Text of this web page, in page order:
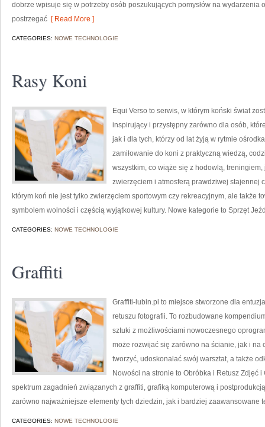
dobrze wpisuje się w potrzeby osób poszukujących pomysłów na wydarzenia
postrzegać [ Read More ]
CATEGORIES: NOWE TECHNOLOGIE
Rasy Koni
Equi Verso to serwis, w którym koński świat
inspirujący i przystępny zarówno dla osób,
jak i dla tych, którzy od lat żyją w rytmie
zamiłowanie do koni z praktyczną wiedzą,
wszystkim, co wiąże się z hodowlą,
zwierzęciem i atmosferą prawdziwej stajennej
którym koń nie jest tylko zwierzęciem sportowym czy rekreacyjnym, ale także
symbolem wolności i częścią wyjątkowej kultury. Nowe kategorie to Sprzęt
CATEGORIES: NOWE TECHNOLOGIE
Graffiti
Graffiti-lubin.pl to miejsce stworzone dla
retuszu fotografii. To rozbudowane
sztuki z możliwościami nowoczesnego
może rozwijać się zarówno na ścianie, jak i na
tworzyć, udoskonalać swój warsztat, a także
Nowości na stronie to Obróbka i Retusz Zdjęć
spektrum zagadnień związanych z graffiti, grafiką komputerową i
zarówno najważniejsze elementy tych dziedzin, jak i bardziej zaawansowane
CATEGORIES: NOWE TECHNOLOGIE